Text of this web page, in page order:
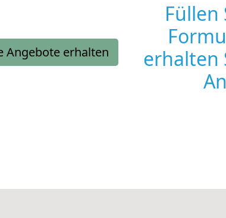
Angebote erhalten
Füllen
erhalten